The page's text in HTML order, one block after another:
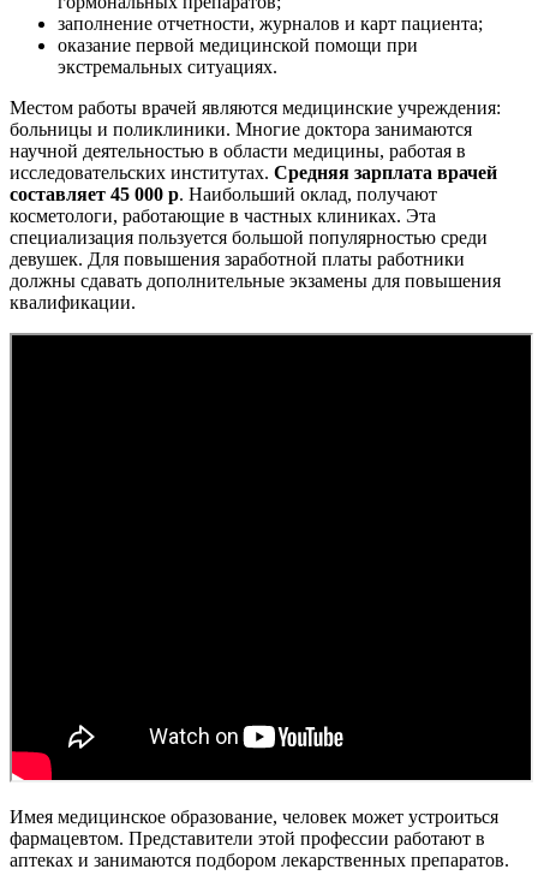
заполнение отчетности, журналов и карт пациента;
оказание первой медицинской помощи при
экстремальных ситуациях.
Местом работы врачей являются медицинские учреждения:
больницы и поликлиники. Многие доктора занимаются
научной деятельностью в области медицины, работая в
исследовательских институтах. Средняя зарплата врачей
составляет 45 000 р. Наибольший оклад, получают
косметологи, работающие в частных клиниках. Эта
специализация пользуется большой популярностью среди
девушек. Для повышения заработной платы работники
должны сдавать дополнительные экзамены для повышения
квалификации.
Имея медицинское образование, человек может устроиться
фармацевтом. Представители этой профессии работают в
аптеках и занимаются подбором лекарственных препаратов.